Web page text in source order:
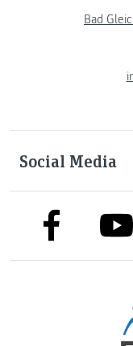
Bad
Social Media
link to facebook